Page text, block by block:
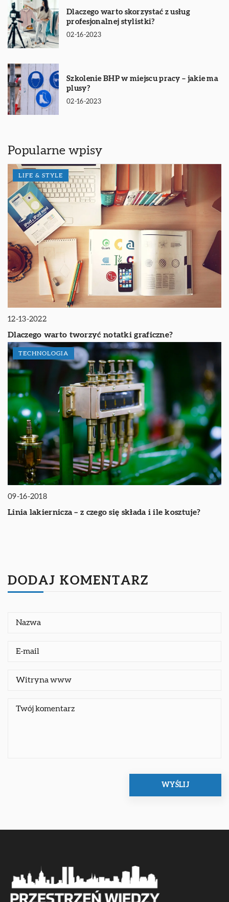
Dlaczego warto skorzystać z usług
profesjonalnej stylistki?
02-16-2023
Szkolenie BHP w miejscu pracy – jakie ma
plusy?
02-16-2023
Popularne wpisy
LIFE & STYLE
12-13-2022
Dlaczego warto tworzyć notatki graficzne?
TECHNOLOGIA
09-16-2018
Linia lakiernicza – z czego się składa i ile kosztuje?
DODAJ KOMENTARZ